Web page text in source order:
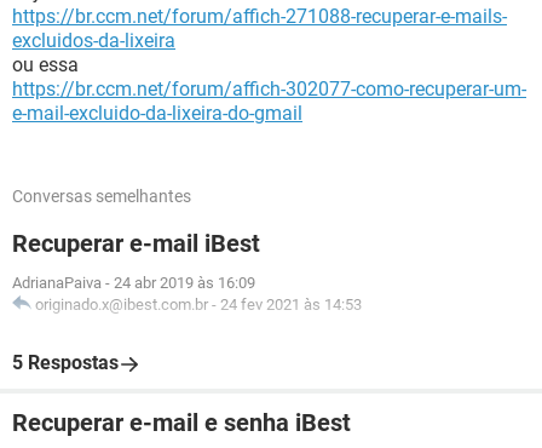
https://br.ccm.net/forum/affich-271088-recuperar-e-mails-
excluidos-da-lixeira
ou essa
https://br.ccm.net/forum/affich-302077-como-recuperar-um-
e-mail-excluido-da-lixeira-do-gmail
Conversas semelhantes
Recuperar e-mail iBest
AdrianaPaiva - 24 abr 2019 às 16:09
originado.x@ibest.com.br - 24 fev 2021 às 14:53
5 Respostas
Recuperar e-mail e senha iBest